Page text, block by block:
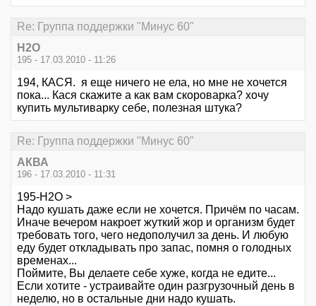
Re: Группа поддержки "Минус 60"
Н2О
195 - 17.03.2010 - 11:26
194, КАСЯ. я еще ничего не ела, но мне не хочется
пока... Кася скажите а как вам скороварка? хочу
купить мультиварку себе, полезная штука?
Re: Группа поддержки "Минус 60"
АКВА
196 - 17.03.2010 - 11:31
195-Н2О >
Надо кушать даже если не хочется. Причём по часам.
Иначе вечером накроет жуткий жор и организм будет
требовать того, чего недополучил за день. И любую
еду будет откладывать про запас, помня о голодных
временах...
Поймите, Вы делаете себе хуже, когда не едите...
Если хотите - устраивайте один разгрузочный день в
неделю, но в остальные дни надо кушать.